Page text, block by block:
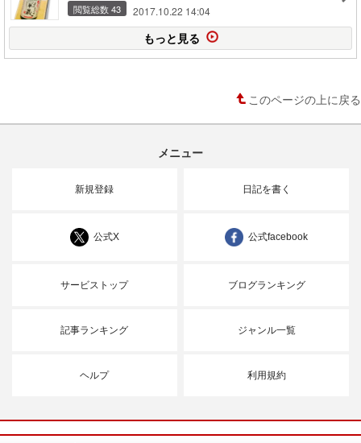
閲覧総数 43 2017.10.22 14:04
もっと見る
このページの上に戻る
メニュー
新規登録 日記を書く
公式X 公式facebook
サービストップ ブログランキング
記事ランキング ジャンル一覧
ヘルプ 利用規約